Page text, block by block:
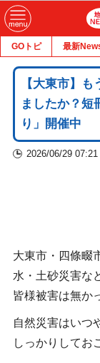
GOトピ 最新
【大東市】
ましたか？短
り」開催中
2026/06/29 07:21
大東市・四條畷
水・土砂災害な
皆様被害は無か
自然災害はいつ
しっかりしてお